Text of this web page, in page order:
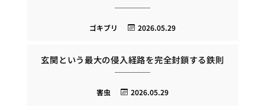
2026.05.29
ゴキブリ
玄関という最大の侵入経路を完全封鎖する鉄則
2026.05.29
害虫